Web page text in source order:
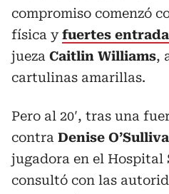
compromiso comenzó
física yfuertes
jueza Caitlin Williams,
cartulinas amarillas.
Pero al 20′, tras una
contra Denise
jugadora en el Hospital
consultó con las